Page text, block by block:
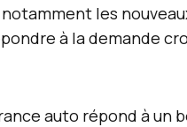
les
à la demande
auto répond à